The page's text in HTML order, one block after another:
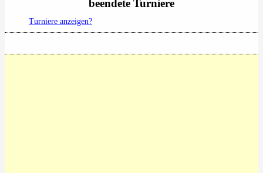
beendete Turniere
Turniere anzeigen?